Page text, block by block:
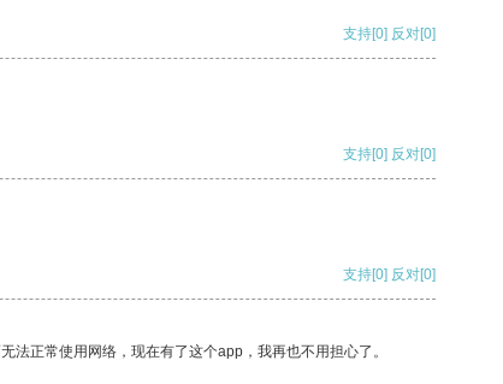
支持[0] 反对[0]
支持[0] 反对[0]
支持[0] 反对[0]
正常使用网络，现在有了这个app，我再也不用担心了。